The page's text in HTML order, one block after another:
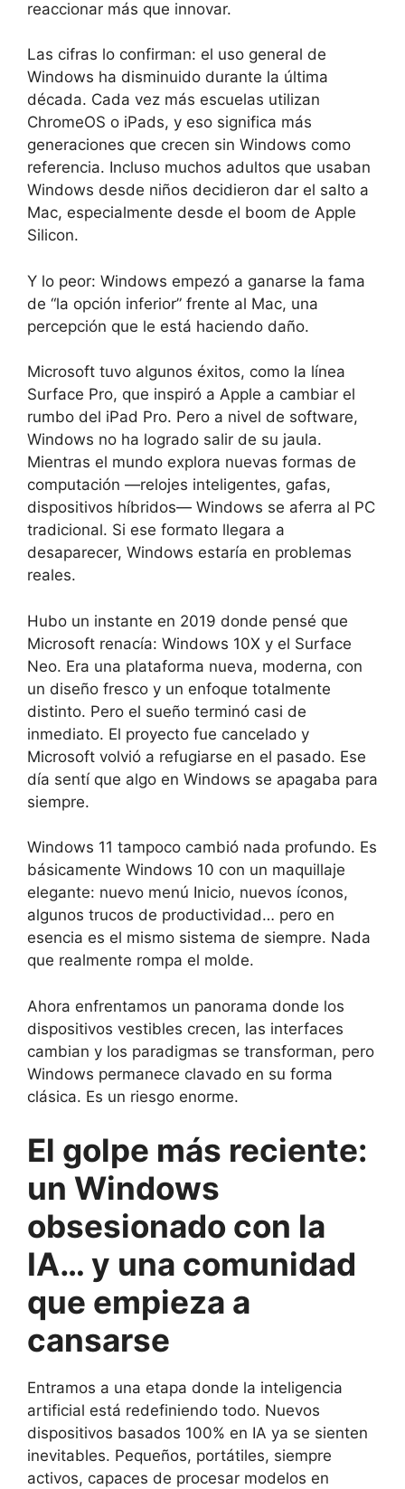
reaccionar más que innovar.
Las cifras lo confirman: el uso general de
Windows ha disminuido durante la última
década. Cada vez más escuelas utilizan
ChromeOS o iPads, y eso significa más
generaciones que crecen sin Windows como
referencia. Incluso muchos adultos que usaban
Windows desde niños decidieron dar el salto a
Mac, especialmente desde el boom de Apple
Silicon.
Y lo peor: Windows empezó a ganarse la fama
de “la opción inferior” frente al Mac, una
percepción que le está haciendo daño.
Microsoft tuvo algunos éxitos, como la línea
Surface Pro, que inspiró a Apple a cambiar el
rumbo del iPad Pro. Pero a nivel de software,
Windows no ha logrado salir de su jaula.
Mientras el mundo explora nuevas formas de
computación —relojes inteligentes, gafas,
dispositivos híbridos— Windows se aferra al PC
tradicional. Si ese formato llegara a
desaparecer, Windows estaría en problemas
reales.
Hubo un instante en 2019 donde pensé que
Microsoft renacía: Windows 10X y el Surface
Neo. Era una plataforma nueva, moderna, con
un diseño fresco y un enfoque totalmente
distinto. Pero el sueño terminó casi de
inmediato. El proyecto fue cancelado y
Microsoft volvió a refugiarse en el pasado. Ese
día sentí que algo en Windows se apagaba para
siempre.
Windows 11 tampoco cambió nada profundo. Es
básicamente Windows 10 con un maquillaje
elegante: nuevo menú Inicio, nuevos íconos,
algunos trucos de productividad… pero en
esencia es el mismo sistema de siempre. Nada
que realmente rompa el molde.
Ahora enfrentamos un panorama donde los
dispositivos vestibles crecen, las interfaces
cambian y los paradigmas se transforman, pero
Windows permanece clavado en su forma
clásica. Es un riesgo enorme.
El golpe más reciente:
un Windows
obsesionado con la
IA… y una comunidad
que empieza a
cansarse
Entramos a una etapa donde la inteligencia
artificial está redefiniendo todo. Nuevos
dispositivos basados 100% en IA ya se sienten
inevitables. Pequeños, portátiles, siempre
activos, capaces de procesar modelos en